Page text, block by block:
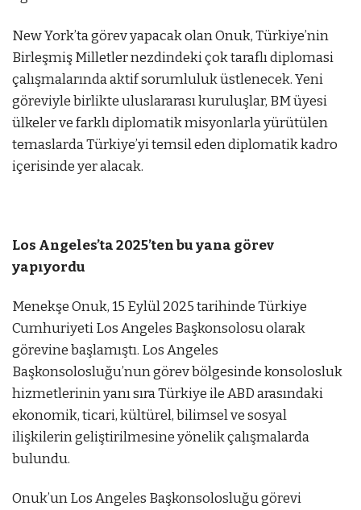
New York’ta görev yapacak olan Onuk, Türkiye’nin
Birleşmiş Milletler nezdindeki çok taraflı diplomasi
çalışmalarında aktif sorumluluk üstlenecek. Yeni
göreviyle birlikte uluslararası kuruluşlar, BM üyesi
ülkeler ve farklı diplomatik misyonlarla yürütülen
temaslarda Türkiye’yi temsil eden diplomatik kadro
içerisinde yer alacak.
Los Angeles’ta 2025’ten bu yana görev
yapıyordu
Menekşe Onuk, 15 Eylül 2025 tarihinde Türkiye
Cumhuriyeti Los Angeles Başkonsolosu olarak
görevine başlamıştı. Los Angeles
Başkonsolosluğu’nun görev bölgesinde konsolosluk
hizmetlerinin yanı sıra Türkiye ile ABD arasındaki
ekonomik, ticari, kültürel, bilimsel ve sosyal
ilişkilerin geliştirilmesine yönelik çalışmalarda
bulundu.
Onuk’un Los Angeles Başkonsolosluğu görevi